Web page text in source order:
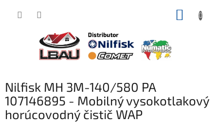
Nilfisk MH 3M-140/580 PA
107146895 - Mobilný vysokotlakový
horúcovodný čistič WAP